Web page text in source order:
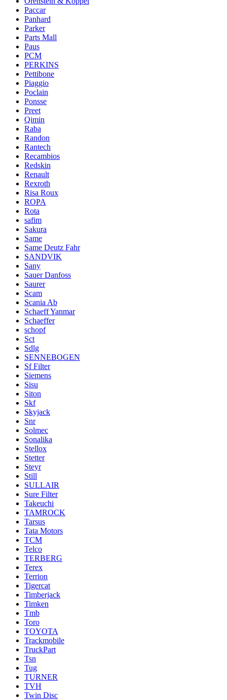
Paccar
Panhard
Parker
Parts Mall
Paus
PCM
PERKINS
Pettibone
Piaggio
Poclain
Ponsse
Preet
Qimin
Raba
Randon
Rantech
Recambios
Redskin
Renault
Rexroth
Risa Roux
ROPA
Rota
safim
Sakura
Same
Same Deutz Fahr
SANDVIK
Sany
Sauer Danfoss
Saurer
Scam
Scania Ab
Schaeff Yanmar
Schaeffer
schopf
Sct
Sdlg
SENNEBOGEN
Sf Filter
Siemens
Sisu
Siton
Skf
Skyjack
Snr
Solmec
Sonalika
Stellox
Stetter
Steyr
Still
SULLAIR
Sure Filter
Takeuchi
TAMROCK
Tarsus
Tata Motors
TCM
Telco
TERBERG
Terex
Terrion
Tigercat
Timberjack
Timken
Tmb
Toro
TOYOTA
Trackmobile
TruckPart
Tsn
Tug
TURNER
TVH
Twin Disc